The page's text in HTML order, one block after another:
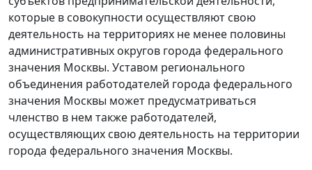
которые в совокупности осуществляют свою
деятельность на территориях не менее половины
административных округов города федерального
значения Москвы. Уставом регионального
объединения работодателей города федерального
значения Москвы может предусматриваться
членство в нем также работодателей,
осуществляющих свою деятельность на территории
города федерального значения Москвы.